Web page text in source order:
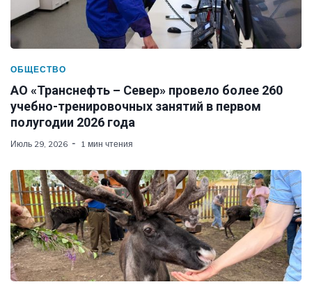
ОБЩЕСТВО
АО «Транснефть – Север» провело более 260
учебно-тренировочных занятий в первом
полугодии 2026 года
Июль 29, 2026 1 мин чтения